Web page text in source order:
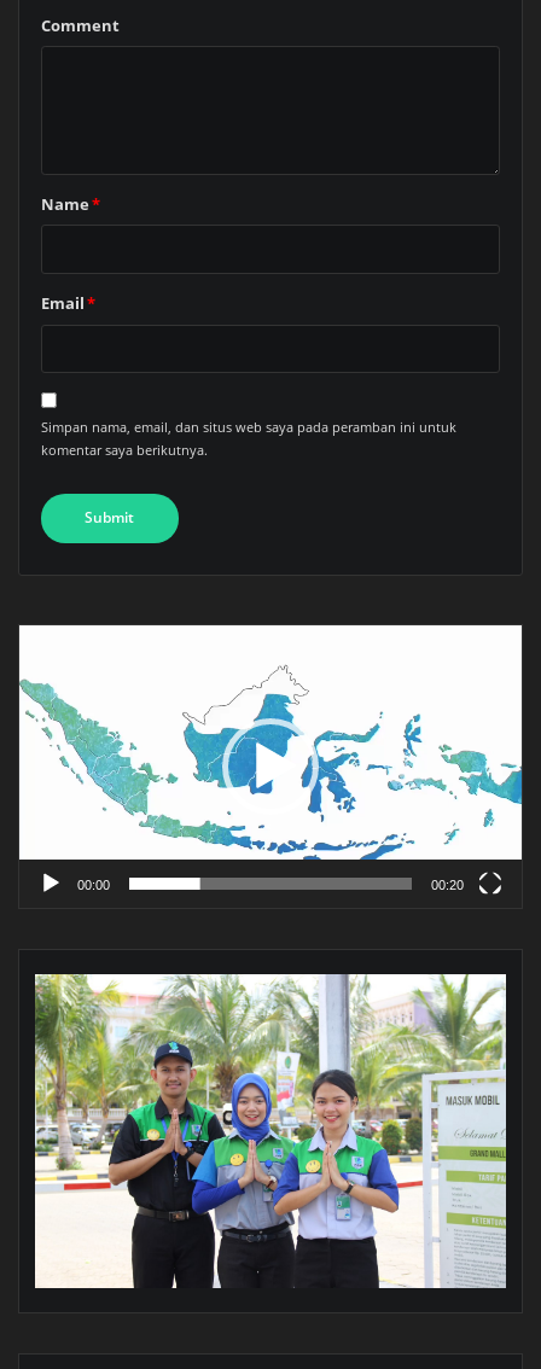
Comment
Name*
Email*
Simpan nama, email, dan situs web saya pada peramban ini untuk
komentar saya berikutnya.
00:00 00:20